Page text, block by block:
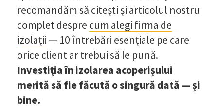
recomandăm să citești și articolul nostru
complet despre cum alegi firma de
izolații — 10 întrebări esențiale pe care
orice client ar trebui să le pună.
Investiția în izolarea acoperișului
merită să fie făcută o singură dată — și
bine.